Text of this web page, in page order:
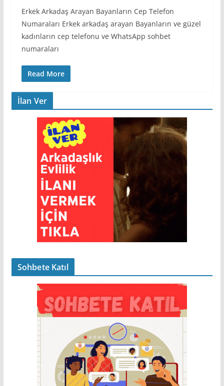
Erkek Arkadaş Arayan Bayanların Cep Telefon
Numaraları Erkek arkadaş arayan Bayanların ve güzel
kadınların cep telefonu ve WhatsApp sohbet
numaraları
Read More
İlan Ver
Sohbete Katıl